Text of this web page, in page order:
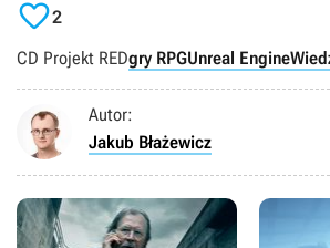
2
CD Projekt REDgry RPGUnreal Engine
Autor:
Jakub Błażewicz